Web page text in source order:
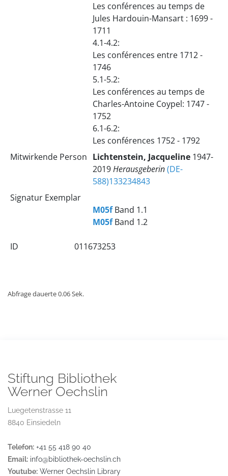
Les conférences au temps de
Jules Hardouin-Mansart : 1699 -
1711
4.1-4.2:
Les conférences entre 1712 -
1746
5.1-5.2:
Les conférences au temps de
Charles-Antoine Coypel: 1747 -
1752
6.1-6.2:
Les conférences 1752 - 1792
Mitwirkende Person Lichtenstein, Jacqueline 1947-
2019Herausgeberin(DE-
588)133234843
Signatur Exemplar
M05f Band 1.1
M05f Band 1.2
ID 011673253
Abfrage dauerte 0.06 Sek.
Stiftung Bibliothek
Werner Oechslin
Luegetenstrasse 11
8840 Einsiedeln
Telefon: +41 55 418 90 40
Email: info@bibliothek-oechslin.ch
Youtube: Werner Oechslin Library